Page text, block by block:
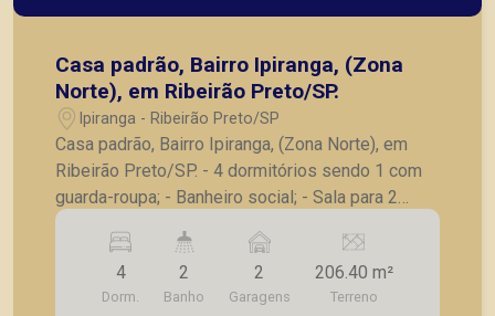
Casa padrão, Bairro Ipiranga, (Zona
Norte), em Ribeirão Preto/SP.
Ipiranga - Ribeirão Preto/SP
Casa padrão, Bairro Ipiranga, (Zona Norte), em
Ribeirão Preto/SP. - 4 dormitórios sendo 1 com
guarda-roupa; - Banheiro social; - Sala para 2
ambientes; - Copa; - Cozinha com armários; -
Área de serviço; - Corredor lateral; - Edícula com
1 dormitório e 1 banheiro; - 2 vaga de garagem
coberta A Piramid tem como objetivo atender
4
Dorm.
2
Banho
2
Garagens
206.40 m²
Terreno